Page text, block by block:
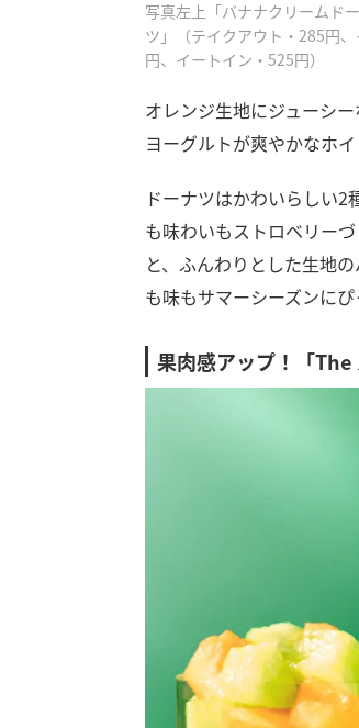
写真左上「バナナクリームド
ツ」（テイクアウト・285円
円、イートイン・525円）
オレンジ生地にジューシ
ヨーグルトが爽やかなホ
ドーナツはかわいらしい
も味わいもストロベリー
と、ふんわりとした生地
も味もサマーシーズンに
果肉感アップ！「The